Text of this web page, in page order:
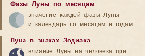
Фазы Луны по месяцам
значение каждой фазы Луны
и календарь по месяцам и годам
Луна в знаках Зодиака
влияние Луны на человека при